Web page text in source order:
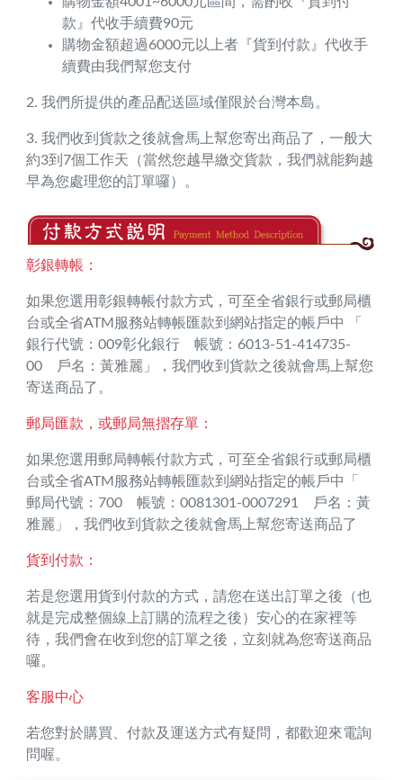
款』代收手續費90元
購物金額超過6000元以上者『貨到付款』代收手
續費由我們幫您支付
2. 我們所提供的產品配送區域僅限於台灣本島。
3. 我們收到貨款之後就會馬上幫您寄出商品了，一般大
約3到7個工作天（當然您越早繳交貨款，我們就能夠越
早為您處理您的訂單囉）。
彰銀轉帳：
如果您選用彰銀轉帳付款方式，可至全省銀行或郵局櫃
台或全省ATM服務站轉帳匯款到網站指定的帳戶中 「
銀行代號：009彰化銀行 帳號：6013-51-414735-
00 戶名：黃雅麗」，我們收到貨款之後就會馬上幫您
寄送商品了。
郵局匯款，或郵局無摺存單：
如果您選用郵局轉帳付款方式，可至全省銀行或郵局櫃
台或全省ATM服務站轉帳匯款到網站指定的帳戶中「
郵局代號：700 帳號：0081301-0007291 戶名：黃
雅麗」，我們收到貨款之後就會馬上幫您寄送商品了
貨到付款：
若是您選用貨到付款的方式，請您在送出訂單之後（也
就是完成整個線上訂購的流程之後）安心的在家裡等
待，我們會在收到您的訂單之後，立刻就為您寄送商品
囉。
客服中心
若您對於購買、付款及運送方式有疑問，都歡迎來電詢
問喔。